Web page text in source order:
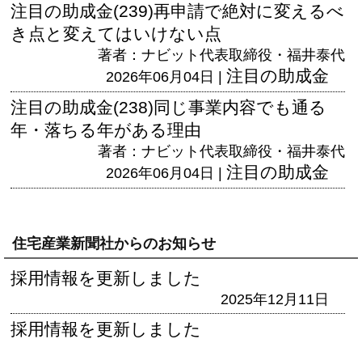
注目の助成金(239)再申請で絶対に変えるべ
き点と変えてはいけない点
著者：ナビット代表取締役・福井泰代
2026年06月04日 | 注目の助成金
注目の助成金(238)同じ事業内容でも通る
年・落ちる年がある理由
著者：ナビット代表取締役・福井泰代
2026年06月04日 | 注目の助成金
住宅産業新聞社からのお知らせ
採用情報を更新しました
2025年12月11日
採用情報を更新しました